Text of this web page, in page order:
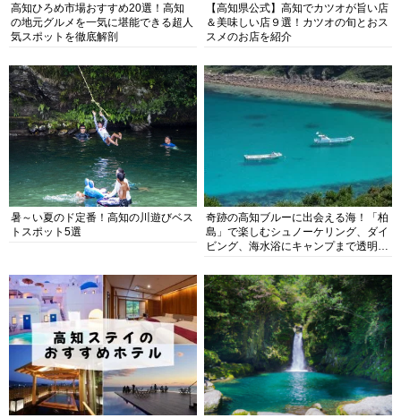
高知ひろめ市場おすすめ20選！高知
の地元グルメを一気に堪能できる超人
気スポットを徹底解剖
【高知県公式】高知でカツオが旨い店
＆美味しい店９選！カツオの旬とおス
スメのお店を紹介
暑～い夏のド定番！高知の川遊びベス
トスポット5選
奇跡の高知ブルーに出会える海！「柏
島」で楽しむシュノーケリング、ダイ
ビング、海水浴にキャンプまで透明度